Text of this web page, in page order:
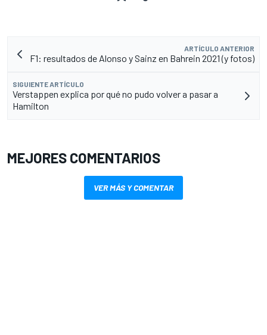
ARTÍCULO ANTERIOR
F1: resultados de Alonso y Sainz en Bahrein 2021 (y fotos)
SIGUIENTE ARTÍCULO
Verstappen explica por qué no pudo volver a pasar a
Hamilton
MEJORES COMENTARIOS
VER MÁS Y COMENTAR